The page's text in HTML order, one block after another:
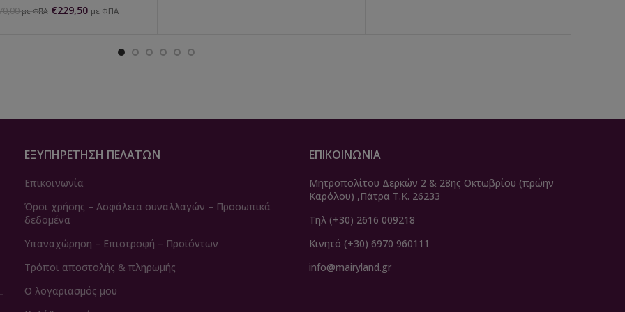
με ΦΠΑ €229,50 με ΦΠΑ
ΕΞΥΠΗΡΈΤΗΣΗ ΠΕΛΑΤΏΝ
Επικοινωνία
Όροι χρήσης – Ασφάλεια συναλλαγών – Προσωπικά
δεδομένα
Υπαναχώρηση – Επιστροφή – Προϊόντων
Τρόποι αποστολής & πληρωμής
Ο λογαριασμός μου
ΕΠΙΚΟΙΝΩΝΙΑ
Μητροπολίτου Δερκών 2 & 28ης Οκτωβρίου (πρώην
Καρόλου) ,Πάτρα Τ.Κ. 26233
Τηλ (+30) 2616 009218
Κινητό (+30) 6970 960111
info@mairyland.gr